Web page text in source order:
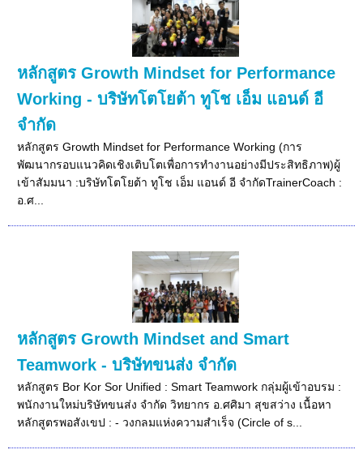
หลักสูตร Growth Mindset for Performance
Working - บริษัทโตโยต้า ทูโช เอ็ม แอนด์ อี
จำกัด
หลักสูตร Growth Mindset for Performance Working (การ
พัฒนากรอบแนวคิดเชิงเติบโตเพื่อการทำงานอย่างมีประสิทธิภาพ)ผู้
เข้าสัมมนา :บริษัทโตโยต้า ทูโช เอ็ม แอนด์ อี จำกัดTrainerCoach :
อ.ศ...
หลักสูตร Growth Mindset and Smart
Teamwork - บริษัทขนส่ง จำกัด
หลักสูตร Bor Kor Sor Unified : Smart Teamwork กลุ่มผู้เข้าอบรม :
พนักงานใหม่บริษัทขนส่ง จำกัด วิทยากร อ.ศศิมา สุขสว่าง เนื้อหา
หลักสูตรพอสังเขป : - วงกลมแห่งความสำเร็จ (Circle of s...